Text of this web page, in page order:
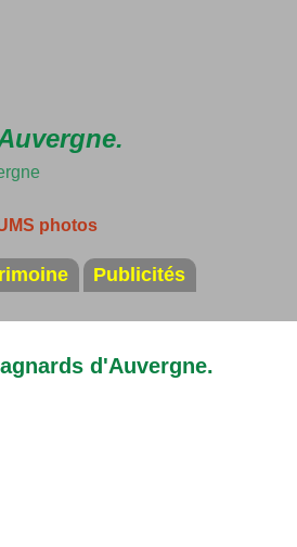
photos
Publicités
d'Auvergne.